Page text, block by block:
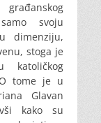
svoju
dimenziju,
stoga je
katoličkog
tome je u
Glavan
kako su